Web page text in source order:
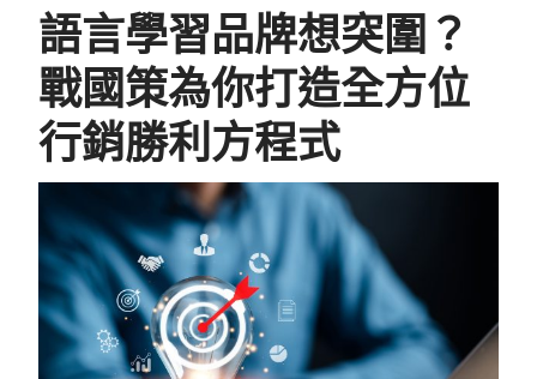
語言學習品牌想突圍？
戰國策為你打造全方位
行銷勝利方程式